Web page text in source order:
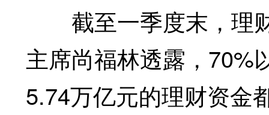
截至一季度末，理
主席尚福林透露，70%
5.74万亿元的理财资金